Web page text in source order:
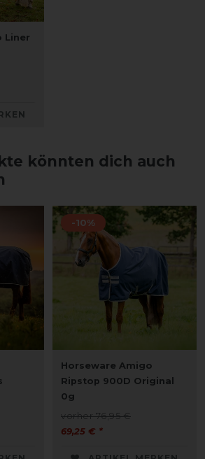
Liner
könnten dich auch
-10%
Horseware Amigo
Ripstop 900D Original
0g
vorher 76,95 €
69,25 € *